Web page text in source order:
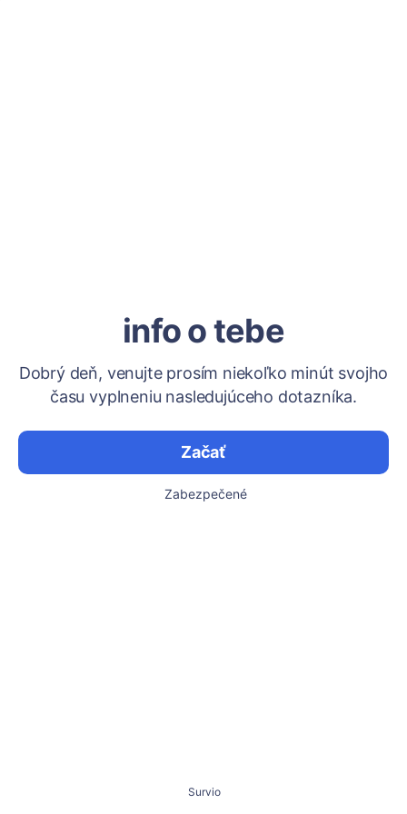
info o tebe
Dobrý deň, venujte prosím niekoľko minút svojho
času vyplneniu nasledujúceho dotazníka.
Začať
Zabezpečené
Survio